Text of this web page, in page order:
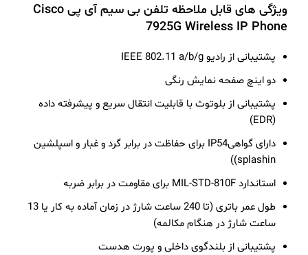
ویژگی های قابل ملاحظه تلفن بی سیم آی پی Cisco
7925G Wireless IP Phone
پشتیبانی از رادیو IEEE 802.11 a/b/g
دو اینچ صفحه نمایش رنگی
پشتیبانی از بلوتوث با قابلیت انتقال سریع و پیشرفته داده
(EDR)
دارای گواهیIP54 برای حفاظت در برابر گرد و غبار و اسپلشین
splashin))
استاندارد MIL-STD-810F برای مقاومت در برابر ضربه
طول عمر باتری (تا 240 ساعت شارژ در زمان آماده به کار یا 13
ساعت شارژ در هنگام مکالمه)
پشتیبانی از بلندگوی داخلی و پورت هدست